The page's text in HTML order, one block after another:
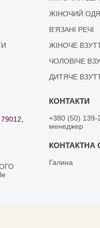
ЖІНОЧИЙ
В'ЯЗАНІ РЕЧІ
ЖІНОЧЕ
ЧОЛОВІЧЕ
ДИТЯЧЕ
+380 (50) 139-
менеджер
Галина